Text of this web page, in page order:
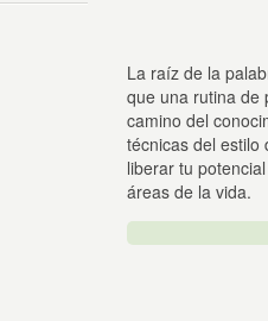
La raíz de la
que una rutina de
camino del
técnicas del estilo
liberar tu
áreas de la vida.